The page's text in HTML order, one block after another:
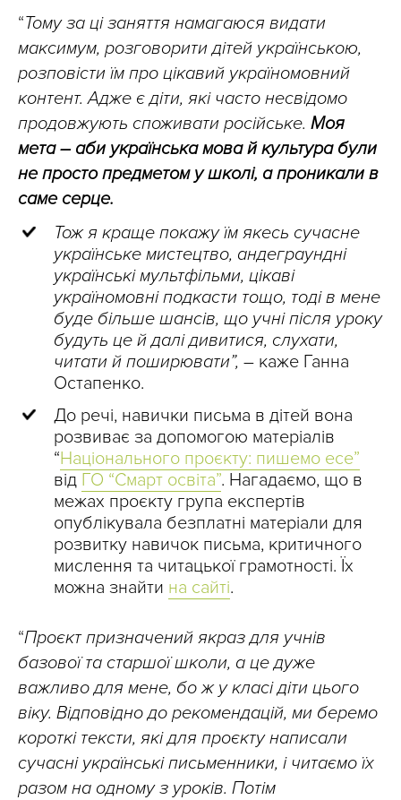
“Тому за ці заняття намагаюся видати
максимум, розговорити дітей українською,
розповісти їм про цікавий україномовний
контент. Адже є діти, які часто несвідомо
продовжують споживати російське. Моя
мета – аби українська мова й культура були
не просто предметом у школі, а проникали в
саме серце.
Тож я краще покажу їм якесь сучасне
українське мистецтво, андеграундні
українські мультфільми, цікаві
україномовні подкасти тощо, тоді в мене
буде більше шансів, що учні після уроку
будуть це й далі дивитися, слухати,
читати й поширювати”, – каже Ганна
Остапенко.
До речі, навички письма в дітей вона
розвиває за допомогою матеріалів
“Національного проєкту: пишемо есе”
від ГО “Смарт освіта”. Нагадаємо, що в
межах проєкту група експертів
опублікувала безплатні матеріали для
розвитку навичок письма, критичного
мислення та читацької грамотності. Їх
можна знайти на сайті.
“Проєкт призначений якраз для учнів
базової та старшої школи, а це дуже
важливо для мене, бо ж у класі діти цього
віку. Відповідно до рекомендацій, ми беремо
короткі тексти, які для проєкту написали
сучасні українські письменники, і читаємо їх
разом на одному з уроків. Потім